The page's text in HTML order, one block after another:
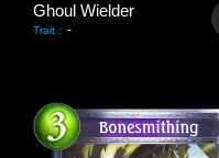
Ghoul Wielder
Trait : -